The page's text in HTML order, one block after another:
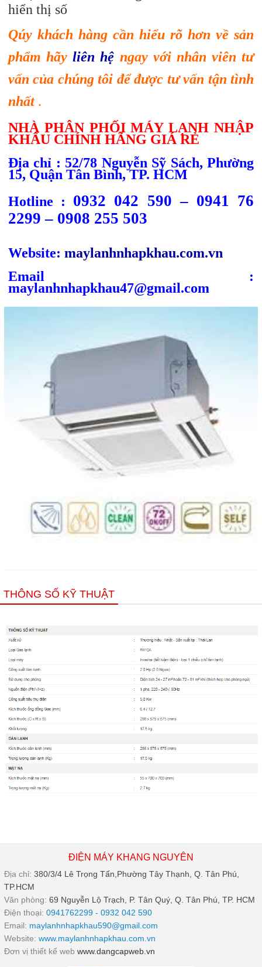
hiển thị số
Qúy khách hàng cần hiểu rõ hơn về sản
phẩm hãyliên hệ ngay với nhân viên tư
vấn của chúng tôi để được tư vấn tận tình
nhất .
NHÀ PHÂN PHỐI MÁY LẠNH NHẬP
KHẨU CHÍNH HÃNG GIÁ RẺ
Địa chỉ : 52/78 Nguyễn Sỹ Sách, Phường
15, Quận Tân Bình, TP. HCM
Hotline : 0932 042 590 – 0941 76
2299 – 0908 255 503
Website: maylanhnhapkhau.com.vn
Email :
maylanhnhapkhau47@gmail.com
THÔNG SỐ KỸ THUẬT
ĐIỆN MÁY KHANG NGUYÊN
Địa chỉ: 380/3/4 Lê Trọng Tấn,Phường Tây Thạnh, Q. Tân Phú,
TP.HCM
Văn phòng: 69 Nguyễn Lộ Trạch, P. Tân Quý, Q. Tân Phú, TP. HCM
Điện thoại: 0941762299 - 0932 042 590
Email: maylanhnhapkhau590@gmail.com
Website: www.maylanhnhapkhau.com.vn
Đơn vị thiết kế web www.dangcapweb.vn